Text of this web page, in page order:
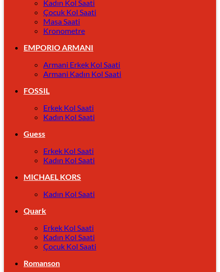
Kadın Kol Saati
Çocuk Kol Saati
Masa Saati
Kronometre
EMPORIO ARMANI
Armani Erkek Kol Saati
Armani Kadın Kol Saati
FOSSIL
Erkek Kol Saati
Kadın Kol Saati
Guess
Erkek Kol Saati
Kadın Kol Saati
MICHAEL KORS
Kadın Kol Saati
Quark
Erkek Kol Saati
Kadın Kol Saati
Çocuk Kol Saati
Romanson